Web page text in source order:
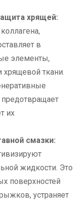
хрящей:
в
элементы,
ткани.
их
смазки:
жидкости. Это
поверхностей
устраняет